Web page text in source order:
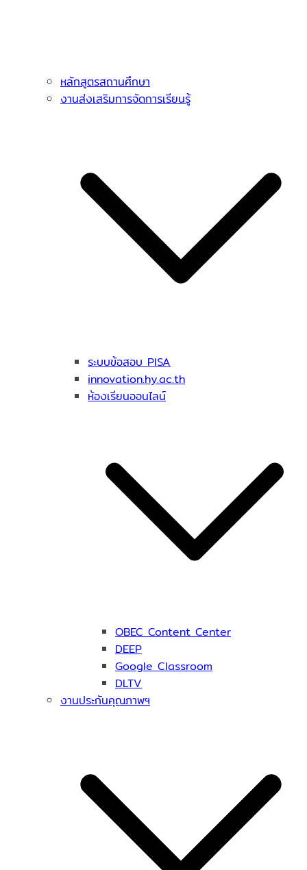
หลักสูตรสถานศึกษา
งานส่งเสริมการจัดการเรียนรู้
ระบบข้อสอบ PISA
innovation.hy.ac.th
ห้องเรียนออนไลน์
OBEC Content Center
DEEP
Google Classroom
DLTV
งานประกันคุณภาพฯ